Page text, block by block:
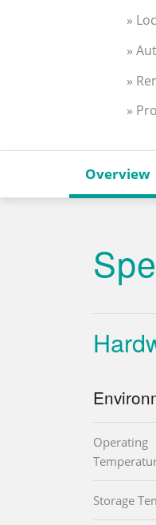
»
»
»
»
Overview
Operating
Storage